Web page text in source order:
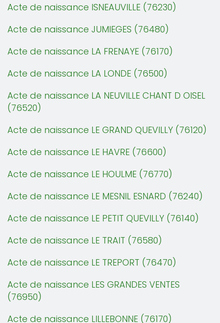
Acte de naissance ISNEAUVILLE (76230)
Acte de naissance JUMIEGES (76480)
Acte de naissance LA FRENAYE (76170)
Acte de naissance LA LONDE (76500)
Acte de naissance LA NEUVILLE CHANT D OISEL
(76520)
Acte de naissance LE GRAND QUEVILLY (76120)
Acte de naissance LE HAVRE (76600)
Acte de naissance LE HOULME (76770)
Acte de naissance LE MESNIL ESNARD (76240)
Acte de naissance LE PETIT QUEVILLY (76140)
Acte de naissance LE TRAIT (76580)
Acte de naissance LE TREPORT (76470)
Acte de naissance LES GRANDES VENTES
(76950)
Acte de naissance LILLEBONNE (76170)